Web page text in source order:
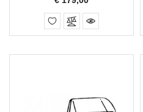
OCCASIONS
DEMONSTRATIES